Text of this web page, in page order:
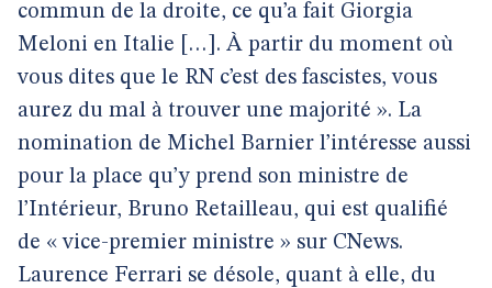
commun de la droite, ce qu’a fait Giorgia
Meloni en Italie […]. À partir du moment où
vous dites que le RN c’est des fascistes, vous
aurez du mal à trouver une majorité ». La
nomination de Michel Barnier l’intéresse aussi
pour la place qu’y prend son ministre de
l’Intérieur, Bruno Retailleau, qui est qualifié
de « vice-premier ministre » sur CNews.
Laurence Ferrari se désole, quant à elle, du